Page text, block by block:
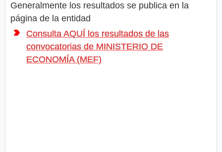
Generalmente los resultados se publica en la
página de la entidad
Consulta AQUÍ los resultados de las
convocatorias de MINISTERIO DE
ECONOMÍA (MEF)